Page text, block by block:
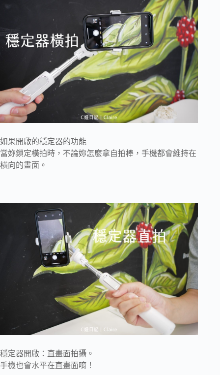
如果開啟的穩定器的功能
當妳鎖定橫拍時，不論妳怎麼拿自拍棒，手機都會維持在
橫向的畫面。
穩定器開啟：直畫面拍攝。
手機也會水平在直畫面唷！